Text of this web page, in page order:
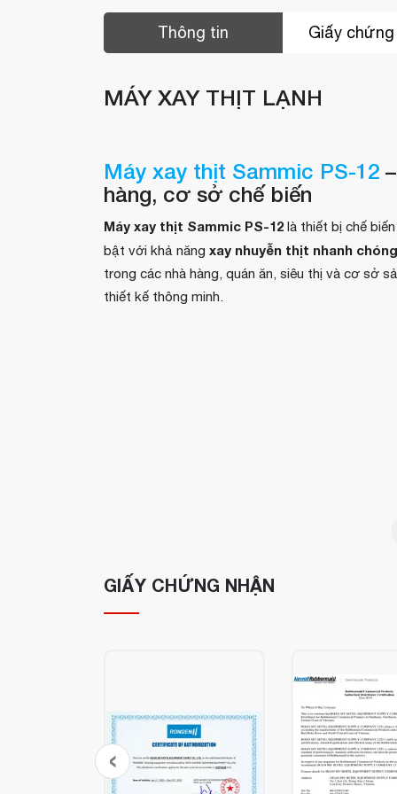
Thông tin Giấy chứng
MÁY XAY THỊT LẠNH
Máy xay thịt Sammic PS-12
hàng, cơ sở chế biến
Máy xay thịt Sammic PS-12 là thiết bị chế
bật với khả năng xay nhuyễn thịt nhanh
trong các nhà hàng, quán ăn, siêu thị và cơ sở
thiết kế thông minh.
GIẤY CHỨNG NHẬN
‹